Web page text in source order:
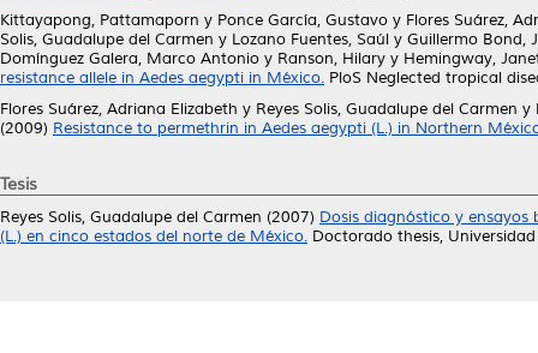
Kittayapong, Pattamaporn y Ponce García, Gustavo y Flores Suárez,
Solis, Guadalupe del Carmen y Lozano Fuentes, Saúl y Guillermo Bond,
Domínguez Galera, Marco Antonio y Ranson, Hilary y Hemingway,
resistance allele in Aedes aegypti in México. PloS Neglected tropical
Flores Suárez, Adriana Elizabeth y Reyes Solis, Guadalupe del Carmen y
(2009) Resistance to permethrin in Aedes aegypti (L.) in Northern
Tesis
Reyes Solis, Guadalupe del Carmen (2007) Dosis diagnóstico y
(L.) en cinco estados del norte de México. Doctorado thesis,